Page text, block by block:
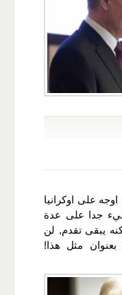
على اوكرانيا
جدا على عدة
يبقى تقدم, لن
مثل هذا!